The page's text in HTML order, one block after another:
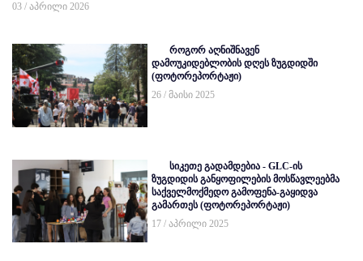
03 / აპრილი 2026
როგორ აღნიშნავენ
დამოუკიდებლობის დღეს ზუგდიდში
(ფოტორეპორტაჟი)
26 / მაისი 2025
სიკეთე გადამდებია - GLC-ის
ზუგდიდის განყოფილების მოსწავლეებმა
საქველმოქმედო გამოფენა-გაყიდვა
გამართეს (ფოტორეპორტაჟი)
17 / აპრილი 2025